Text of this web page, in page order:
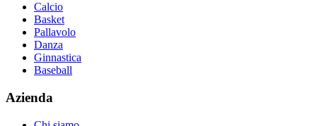
Calcio
Basket
Pallavolo
Danza
Ginnastica
Baseball
Azienda